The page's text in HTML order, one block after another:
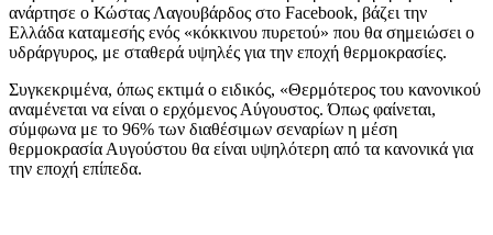
ανάρτησε ο Κώστας Λαγουβάρδος στο Facebook, βάζει την
Ελλάδα καταμεσής ενός «κόκκινου πυρετού» που θα σημειώσει ο
υδράργυρος, με σταθερά υψηλές για την εποχή θερμοκρασίες.
Συγκεκριμένα, όπως εκτιμά ο ειδικός, «Θερμότερος του κανονικού
αναμένεται να είναι ο ερχόμενος Αύγουστος. Όπως φαίνεται,
σύμφωνα με το 96% των διαθέσιμων σεναρίων η μέση
θερμοκρασία Αυγούστου θα είναι υψηλότερη από τα κανονικά για
την εποχή επίπεδα.